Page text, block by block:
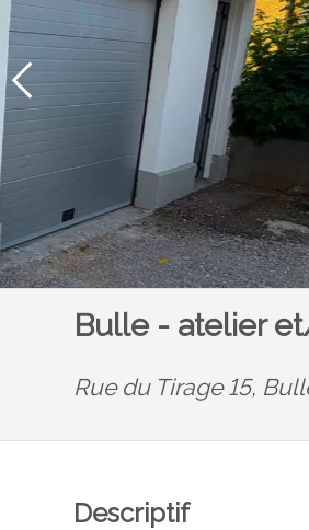
Bulle - atelier
Rue du Tirage 15,
Descriptif